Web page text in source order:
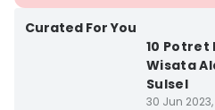
Curated For You
10 Potret
Wisata
Sulsel
30 Jun 2023,